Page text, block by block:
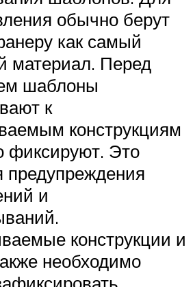
обычно берут
как самый
материал. Перед
шаблоны
к
конструкциям
фиксируют. Это
предупреждения
и
конструкции и
необходимо